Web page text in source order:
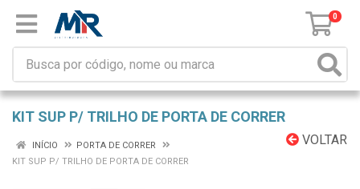
0
KIT SUP P/ TRILHO DE PORTA DE CORRER
VOLTAR
INÍCIO
PORTA DE CORRER
KIT SUP P/ TRILHO DE PORTA DE CORRER